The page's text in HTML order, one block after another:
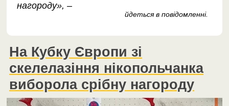
нагороду», –
йдеться в повідомленні.
На Кубку Європи зі
скелелазіння нікопольчанка
виборола срібну нагороду